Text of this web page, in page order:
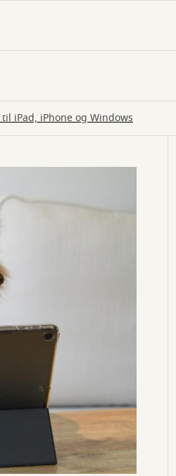
iPad, iPhone og Windows